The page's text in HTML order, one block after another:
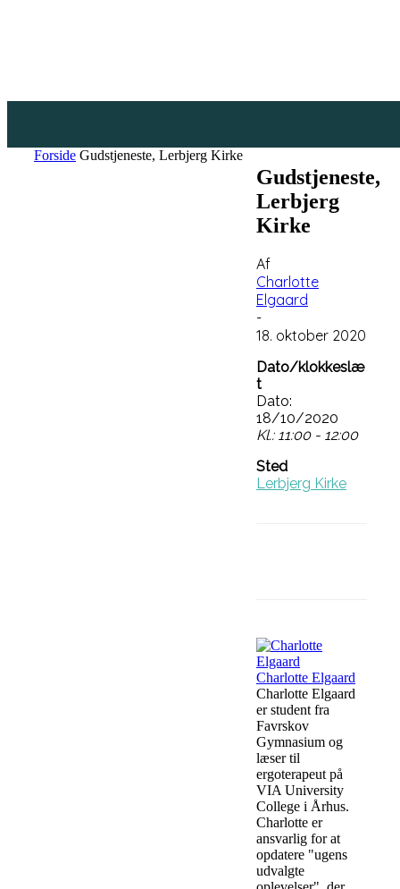
Forside Gudstjeneste, Lerbjerg Kirke
Gudstjeneste,
Lerbjerg
Kirke
Af
Charlotte
Elgaard
-
18. oktober 2020
Dato/klokkeslæ
t
Dato:
18/10/2020
Kl.: 11:00 - 12:00
Sted
Lerbjerg Kirke
Charlotte Elgaard
Charlotte Elgaard
er student fra
Favrskov
Gymnasium og
læser til
ergoterapeut på
VIA University
College i Århus.
Charlotte er
ansvarlig for at
opdatere "ugens
udvalgte